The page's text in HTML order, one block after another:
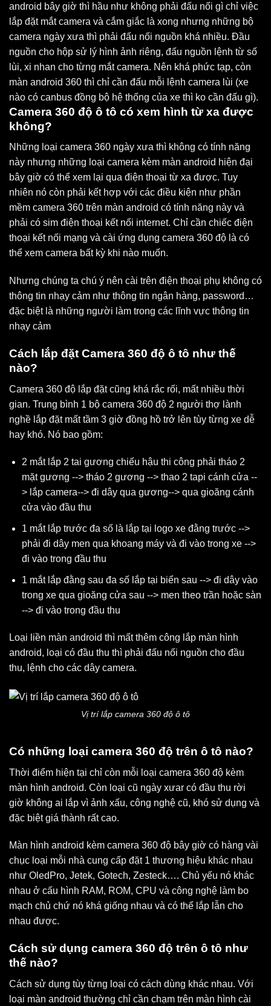
android bây giờ thì hầu như không phải đấu nối gì chỉ việc
lắp đặt mắt camera và cắm giắc là xong nhưng những bộ
camera ngày xưa thì phải đấu nối nguồn khá nhiều. Đầu
nguồn cho hộp sử lý hình ảnh riêng, đấu nguồn lệnh từ số
lùi, xi nhan cho từng mắt camera. Nên khá phức tạp, còn
màn android 360 thì chỉ cần đấu mỗi lệnh camera lùi (xe
nào có canbus đồng bộ hệ thống của xe thì ko cần đấu gì).
Camera 360 độ ô tô có xem hình từ xa được
không?
Những loại camera 360 ngày xưa thì không có tính năng
này nhưng những loại camera kèm màn android hiện đại
bây giờ có thể xem lại qua điện thoại từ xa được. Tuy
nhiên nó còn phải kết hợp với các điều kiện như phần
mềm camera 360 trên màn android có tính năng này và
phải có sim điện thoại kết nối internet. Chỉ cần chiếc điện
thoại kết nối mạng và cài ứng dụng camera 360 độ là có
thể xem camera bất kỳ khi nào muốn.
Nhưng chúng ta chú ý nên cài trên điện thoại phụ không có
thông tin nhạy cảm như thông tin ngân hàng, password…
đặc biệt là những người làm trong các lĩnh vực thông tin
nhạy cảm
Cách lắp đặt Camera 360 độ ô tô như thế
nào?
Camera 360 độ lắp đặt cũng khá rắc rối, mất nhiều thời
gian. Trung bình 1 bộ camera 360 độ 2 người thợ lành
nghề lắp đặt mất tầm 3 giờ đồng hồ trở lên tùy từng xe dễ
hay khó. Nó bao gồm:
2 mắt lắp 2 tai gương chiếu hậu thi công phải tháo 2
mặt gương --> tháo 2 gương --> thao 2 tapi cánh cửa --
> lắp camera--> đi dây qua gương--> qua gioăng cánh
cửa vào đầu thu
1 mắt lắp trước đa số là lắp tại logo xe đằng trước -->
phải đi dây men qua khoang máy và đi vào trong xe -->
đi vào trong đầu thu
1 mắt lắp đằng sau đa số lắp tại biển sau --> đi dây vào
trong xe qua gioăng cửa sau --> men theo trần hoặc sàn
--> đi vào trong đầu thu
Loại liền màn android thì mất thêm công lắp màn hình
android, loại có đầu thu thì phải đấu nối nguồn cho đầu
thu, lệnh cho các dây camera.
Vị trí lắp camera 360 độ ô tô
Có những loại camera 360 độ trên ô tô nào?
Thời điểm hiện tại chỉ còn mỗi loại camera 360 độ kèm
màn hình android. Còn loại cũ ngày xưar có đầu thu rời
giờ không ai lắp vì ảnh xấu, công nghệ cũ, khó sử dụng và
đặc biệt giá thành rất cao.
Màn hình android kèm camera 360 độ bây giờ có hàng vài
chục loại mỗi nhà cung cấp đặt 1 thương hiệu khác nhau
như OledPro, Jetek, Gotech, Zesteck…. Chủ yếu nó khác
nhau ở cấu hình RAM, ROM, CPU và công nghệ làm bo
mạch chủ chứ nó khá giống nhau và có thể lắp lẫn cho
nhau được.
Cách sử dụng camera 360 độ trên ô tô như
thế nào?
Cách sử dụng tùy từng loại có cách dùng khác nhau. Với
loại màn android thường chỉ cần chạm trên màn hình cài